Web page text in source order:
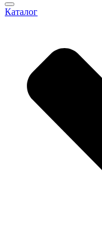
Каталог